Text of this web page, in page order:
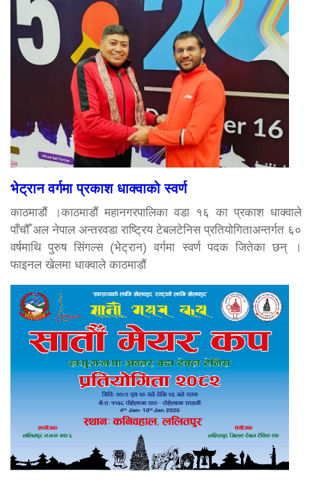
भेट्रान वर्गमा प्रकाश धाक्वाको स्वर्ण
काठमाडौं ।काठमाडौं महानगरपालिका वडा १६ का प्रकाश धाक्वाले
पाँचौँ अल नेपाल अन्तरवडा राष्ट्रिय टेबलटेनिस प्रतियोगिताअन्तर्गत ६०
वर्षमाथि पुरुष सिंगल्स (भेट्रान) वर्गमा स्वर्ण पदक जितेका छन् ।
फाइनल खेलमा धाक्वाले काठमाडौं